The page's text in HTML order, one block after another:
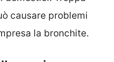
causare problemi
la bronchite.